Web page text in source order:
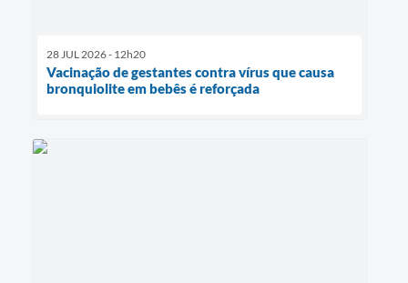
28 JUL 2026 - 12h20
Vacinação de gestantes contra vírus que causa
bronquiolite em bebês é reforçada